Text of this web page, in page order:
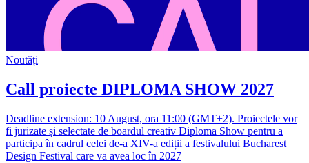
Noutăți
Call proiecte DIPLOMA SHOW 2027
Deadline extension: 10 August, ora 11:00 (GMT+2). Proiectele vor
fi jurizate și selectate de boardul creativ Diploma Show pentru a
participa în cadrul celei de-a XIV-a ediții a festivalului Bucharest
Design Festival care va avea loc în 2027